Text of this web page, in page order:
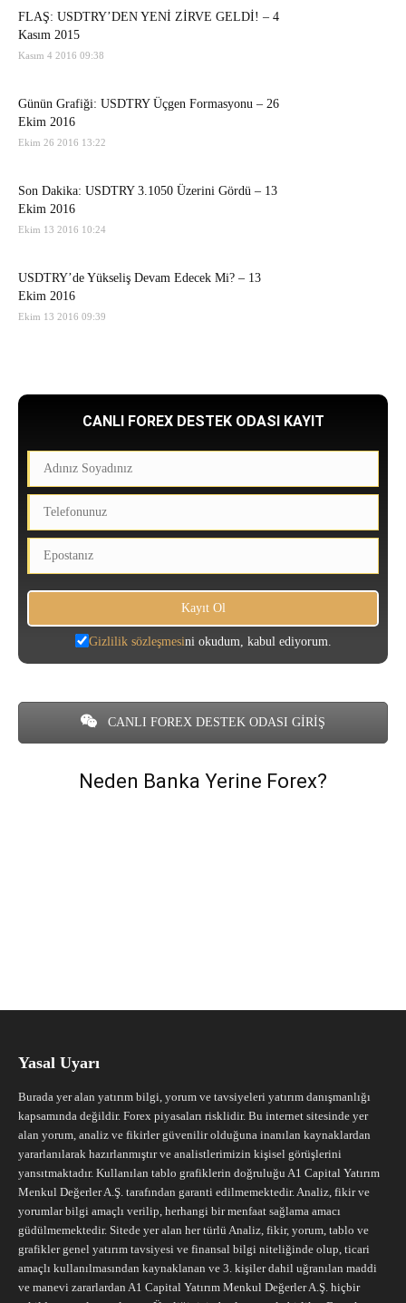
FLAŞ: USDTRY’DEN YENİ ZİRVE GELDİ! – 4
Kasım 2015
Kasım 4 2016 09:38
Günün Grafiği: USDTRY Üçgen Formasyonu – 26
Ekim 2016
Ekim 26 2016 13:22
Son Dakika: USDTRY 3.1050 Üzerini Gördü – 13
Ekim 2016
Ekim 13 2016 10:24
USDTRY’de Yükseliş Devam Edecek Mi? – 13
Ekim 2016
Ekim 13 2016 09:39
CANLI FOREX DESTEK ODASI KAYIT
Gizlilik sözleşmesini okudum, kabul ediyorum.
CANLI FOREX DESTEK ODASI GİRİŞ
Neden Banka Yerine Forex?
Yasal Uyarı
Burada yer alan yatırım bilgi, yorum ve tavsiyeleri yatırım danışmanlığı
kapsamında değildir. Forex piyasaları risklidir. Bu internet sitesinde yer
alan yorum, analiz ve fikirler güvenilir olduğuna inanılan kaynaklardan
yararlanılarak hazırlanmıştır ve analistlerimizin kişisel görüşlerini
yansıtmaktadır. Kullanılan tablo grafiklerin doğruluğu A1 Capital Yatırım
Menkul Değerler A.Ş. tarafından garanti edilmemektedir. Analiz, fikir ve
yorumlar bilgi amaçlı verilip, herhangi bir menfaat sağlama amacı
güdülmemektedir. Sitede yer alan her türlü Analiz, fikir, yorum, tablo ve
grafikler genel yatırım tavsiyesi ve finansal bilgi niteliğinde olup, ticari
amaçlı kullanılmasından kaynaklanan ve 3. kişiler dahil uğranılan maddi
ve manevi zararlardan A1 Capital Yatırım Menkul Değerler A.Ş. hiçbir